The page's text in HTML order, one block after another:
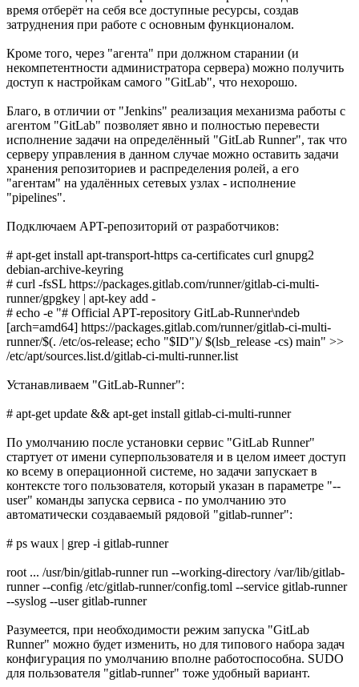
время отберёт на себя все доступные ресурсы, создав
затруднения при работе с основным функционалом.
Кроме того, через "агента" при должном старании (и
некомпетентности администратора сервера) можно получить
доступ к настройкам самого "GitLab", что нехорошо.
Благо, в отличии от "Jenkins" реализация механизма работы с
агентом "GitLab" позволяет явно и полностью перевести
исполнение задачи на определённый "GitLab Runner", так что
серверу управления в данном случае можно оставить задачи
хранения репозиториев и распределения ролей, а его
"агентам" на удалённых сетевых узлах - исполнение
"pipelines".
Подключаем APT-репозиторий от разработчиков:
# apt-get install apt-transport-https ca-certificates curl gnupg2
debian-archive-keyring
# curl -fsSL https://packages.gitlab.com/runner/gitlab-ci-multi-
runner/gpgkey | apt-key add -
# echo -e "# Official APT-repository GitLab-Runner\ndeb
[arch=amd64] https://packages.gitlab.com/runner/gitlab-ci-multi-
runner/$(. /etc/os-release; echo "$ID")/ $(lsb_release -cs) main" >>
/etc/apt/sources.list.d/gitlab-ci-multi-runner.list
Устанавливаем "GitLab-Runner":
# apt-get update && apt-get install gitlab-ci-multi-runner
По умолчанию после установки сервис "GitLab Runner"
стартует от имени суперпользователя и в целом имеет доступ
ко всему в операционной системе, но задачи запускает в
контексте того пользователя, который указан в параметре "--
user" команды запуска сервиса - по умолчанию это
автоматически создаваемый рядовой "gitlab-runner":
# ps waux | grep -i gitlab-runner
root ... /usr/bin/gitlab-runner run --working-directory /var/lib/gitlab-
runner --config /etc/gitlab-runner/config.toml --service gitlab-runner
--syslog --user gitlab-runner
Разумеется, при необходимости режим запуска "GitLab
Runner" можно будет изменить, но для типового набора задач
конфигурация по умолчанию вполне работоспособна. SUDO
для пользователя "gitlab-runner" тоже удобный вариант.